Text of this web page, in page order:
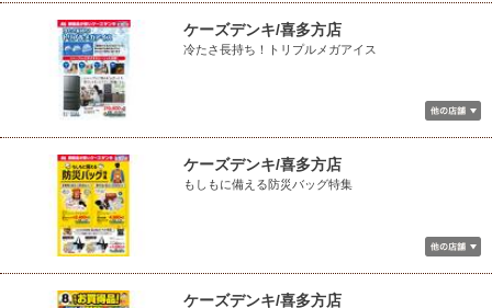
ケーズデンキ/喜多方店
冷たさ長持ち！トリプルメガアイス
ケーズデンキ/喜多方店
もしもに備える防災バッグ特集
ケーズデンキ/喜多方店